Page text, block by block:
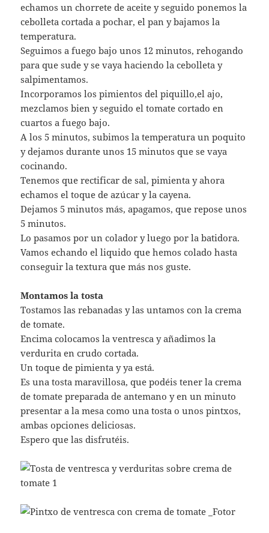
echamos un chorrete de aceite y seguido ponemos la
cebolleta cortada a pochar, el pan y bajamos la
temperatura.
Seguimos a fuego bajo unos 12 minutos, rehogando
para que sude y se vaya haciendo la cebolleta y
salpimentamos.
Incorporamos los pimientos del piquillo,el ajo,
mezclamos bien y seguido el tomate cortado en
cuartos a fuego bajo.
A los 5 minutos, subimos la temperatura un poquito
y dejamos durante unos 15 minutos que se vaya
cocinando.
Tenemos que rectificar de sal, pimienta y ahora
echamos el toque de azúcar y la cayena.
Dejamos 5 minutos más, apagamos, que repose unos
5 minutos.
Lo pasamos por un colador y luego por la batidora.
Vamos echando el liquido que hemos colado hasta
conseguir la textura que más nos guste.
Montamos la tosta
Tostamos las rebanadas y las untamos con la crema
de tomate.
Encima colocamos la ventresca y añadimos la
verdurita en crudo cortada.
Un toque de pimienta y ya está.
Es una tosta maravillosa, que podéis tener la crema
de tomate preparada de antemano y en un minuto
presentar a la mesa como una tosta o unos pintxos,
ambas opciones deliciosas.
Espero que las disfrutéis.